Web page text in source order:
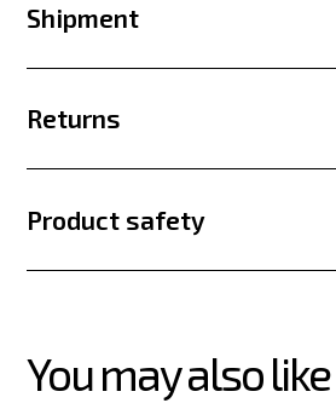
Shipment
Returns
Product safety
You may also like